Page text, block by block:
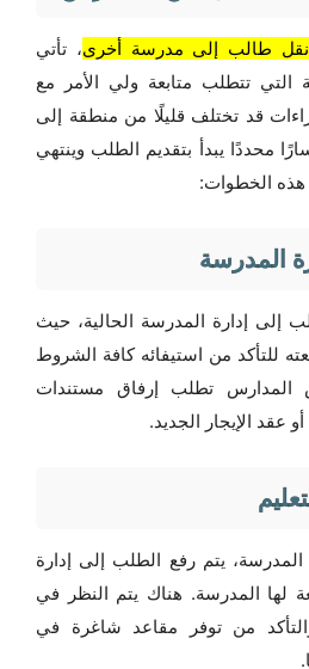
طالب إلى مدرسة أخرى، تأتي
التي تتطلب متابعة ولي الأمر مع
قد تختلف قليلًا من منطقة إلى
محددًا يبدأ بتقديم الطلب وينتهي
هذه الخطوات:
المدرسة
إلى إدارة المدرسة الحالية، حيث
للتأكد من استيفائه كافة الشروط
المدارس تطلب إرفاق مستندات
عقد الإيجار الجديد.
المدرسة، يتم رفع الطلب إلى إدارة
لها المدرسة. هناك يتم النظر في
من توفر مقاعد شاغرة في